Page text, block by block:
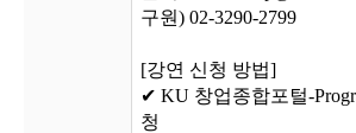
구원) 02-3290-2799
[강연 신청 방법]
✔ KU 창업종합포털-
청